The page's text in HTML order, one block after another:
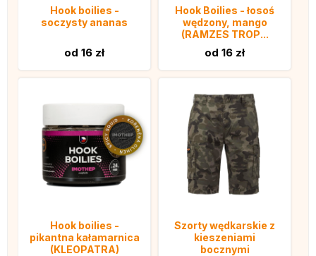
Hook boilies -
soczysty ananas
od 16 zł
Hook Boilies - łosoś
wędzony, mango
(RAMZES TROP...
od 16 zł
Hook boilies -
pikantna kałamarnica
(KLEOPATRA)
Szorty wędkarskie z
kieszeniami
bocznymi